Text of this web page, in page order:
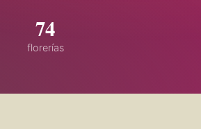
74
florerías